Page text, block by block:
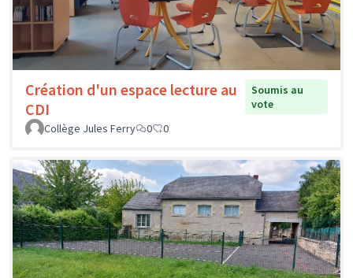
Création d'un espace lecture au
CDI
Soumis au
vote
Collège Jules Ferry
0 0